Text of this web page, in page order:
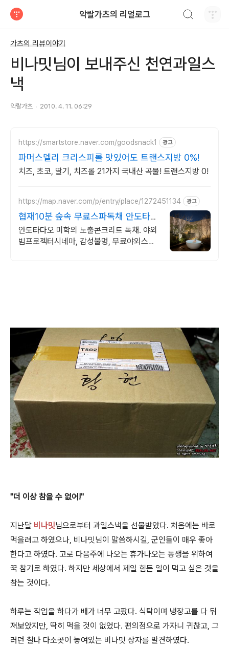
악랄가츠의 리얼로그
가츠의 리뷰이야기
비나밋님이 보내주신 천연과일스
낵
악랄가츠 2010. 4. 11. 06:29
https://smartstore.naver.com/goodsnack1 광고
파머스델리 크리스피롤 맛있어도 트랜스지방 0%!
치즈, 초코, 딸기, 치즈롤 21가지 국내산 곡물! 트랜스지방 0!
https://map.naver.com/p/entry/place/1272451134 광고
협재10분 숲속 무료스파독채 안도타다
오 미학이 깃든 건축
안도타다오 미학의 노출콘크리트 독채. 야외
빔프로젝터시네마, 감성불멍, 무료야외스파
"더 이상 참을 수 없어!"
지난달 비나밋님으로부터 과일스낵을 선물받았다. 처음에는 바로
먹을려고 하였으나, 비나밋님이 말씀하시길, 군인들이 매우 좋아
한다고 하였다. 고로 다음주에 나오는 휴가나오는 동생을 위하여
꾹 참기로 하였다. 하지만 세상에서 제일 힘든 일이 먹고 싶은 것을
참는 것이다.
하루는 작업을 하다가 배가 너무 고팠다. 식탁이며 냉장고를 다 뒤
져보았지만, 딱히 먹을 것이 없었다. 편의점으로 가자니 귀찮고, 그
러던 찰나 다소곳이 놓여있는 비나밋 상자를 발견하였다.